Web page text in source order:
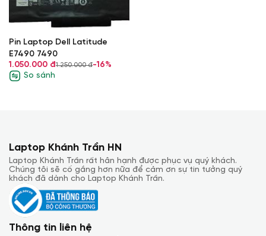
Pin Laptop Dell Latitude
E7490 7490
1.050.000 đ1.250.000 đ-16%
So sánh
Laptop Khánh Trần HN
Laptop Khánh Trần rất hân hạnh được phục vụ quý khách.
Chúng tôi sẽ cố gắng hơn nữa để cảm ơn sự tin tưởng quý
khách đã dành cho Laptop Khánh Trần.
Thông tin liên hệ